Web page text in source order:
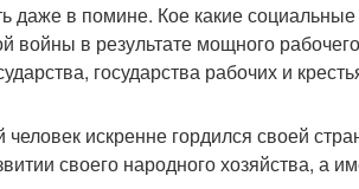
даже в помине. Кое какие социальные
войны в результате мощного рабочего
государства рабочих и
искренне гордился своей
своего народного хозяйства, а